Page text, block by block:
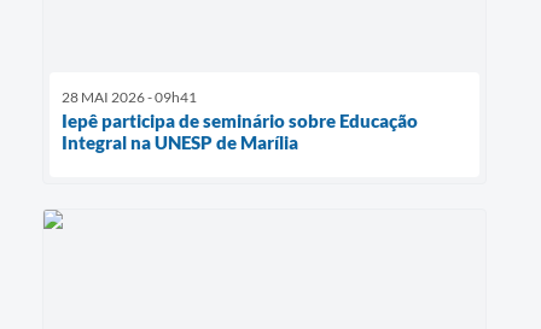
28 MAI 2026 - 09h41
Iepê participa de seminário sobre Educação
Integral na UNESP de Marília